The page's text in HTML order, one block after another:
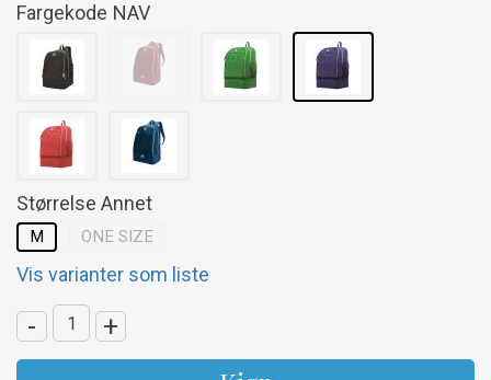
Fargekode NAV
Størrelse Annet
M ONE SIZE
Vis varianter som liste
- +